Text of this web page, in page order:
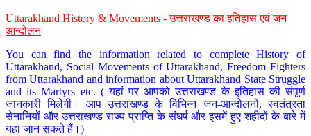
Uttarakhand History & Movements - उत्तराखण्ड का इतिहास एवं जन
आन्दोलन
You can find the information related to complete History of
Uttarakhand, Social Movements of Uttarakhand, Freedom Fighters
from Uttarakhand and information about Uttarakhand State Struggle
and its Martyrs etc. ( यहां पर आपको उत्तराखण्ड के इतिहास की संपूर्ण
जानकारी मिलेगी। आप उत्तराखण्ड के विभिन्न जन-आन्दोलनों, स्वतंत्रता
सेनानियों और उत्तराखण्ड राज्य प्राप्ति के संघर्ष और इसमें हुए शहीदों के बारे में
यहां जान सकते हैं।)